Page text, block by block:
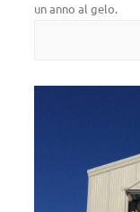
un anno al gelo.